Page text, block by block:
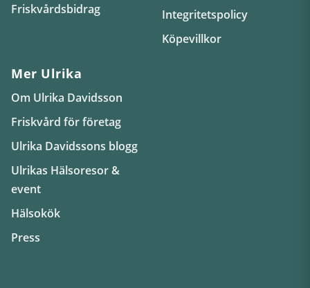
Friskvårdsbidrag
Integritetspolicy
Köpevillkor
Mer Ulrika
Om Ulrika Davidsson
Friskvård för företag
Ulrika Davidssons blogg
Ulrikas Hälsoresor &
event
Hälsokök
Press